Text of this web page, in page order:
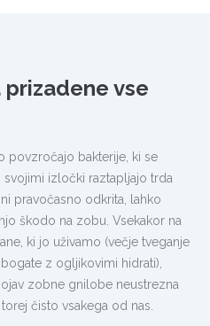
vse
povzročajo bakterije, ki se
izločki raztapljajo trda
pravočasno odkrita, lahko
škodo na zobu. Vsekakor na
ki jo uživamo (večje tveganje
z ogljikovimi hidrati),
zobne gnilobe neustrezna
čisto vsakega od nas.